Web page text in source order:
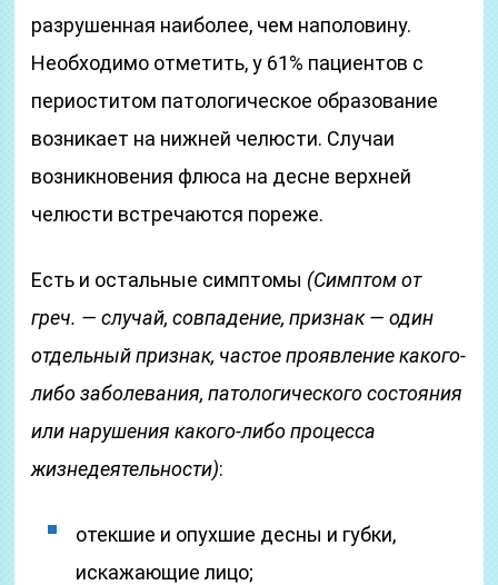
разрушенная наиболее, чем наполовину.
Необходимо отметить, у 61% пациентов с
периоститом патологическое образование
возникает на нижней челюсти. Случаи
возникновения флюса на десне верхней
челюсти встречаются пореже.
Есть и остальные симптомы (Симптом от
греч. — случай, совпадение, признак — один
отдельный признак, частое проявление какого-
либо заболевания, патологического состояния
или нарушения какого-либо процесса
жизнедеятельности):
отекшие и опухшие десны и губки,
искажающие лицо;